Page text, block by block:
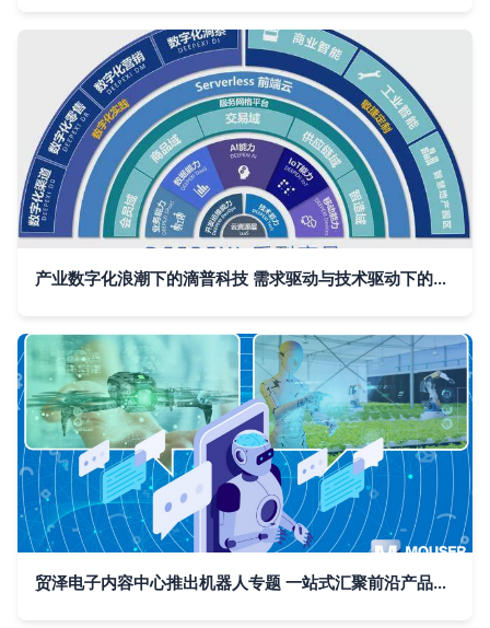
产业数字化浪潮下的滴普科技 需求驱动与技术驱动下的行业弄潮儿
贸泽电子内容中心推出机器人专题 一站式汇聚前沿产品与数字技术服务